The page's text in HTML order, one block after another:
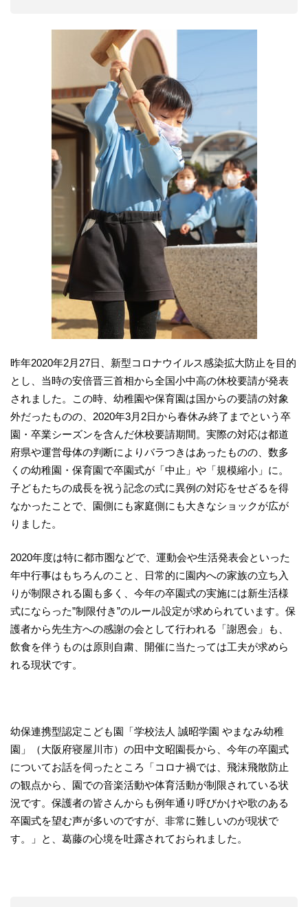
昨年2020年2月27日、新型コロナウイルス感染拡大防止を目的
とし、当時の安倍晋三首相から全国小中高の休校要請が発表
されました。この時、幼稚園や保育園は国からの要請の対象
外だったものの、2020年3月2日から春休み終了までという卒
園・卒業シーズンを含んだ休校要請期間。実際の対応は都道
府県や運営母体の判断によりバラつきはあったものの、数多
くの幼稚園・保育園で卒園式が「中止」や「規模縮小」に。
子どもたちの成長を祝う記念の式に異例の対応をせざるを得
なかったことで、園側にも家庭側にも大きなショックが広が
りました。
2020年度は特に都市圏などで、運動会や生活発表会といった
年中行事はもちろんのこと、日常的に園内への家族の立ち入
りが制限される園も多く、今年の卒園式の実施には新生活様
式にならった”制限付き”のルール設定が求められています。保
護者から先生方への感謝の会として行われる「謝恩会」も、
飲食を伴うものは原則自粛、開催に当たっては工夫が求めら
れる現状です。
幼保連携型認定こども園「学校法人 誠昭学園 やまなみ幼稚
園」（大阪府寝屋川市）の田中文昭園長から、今年の卒園式
についてお話を伺ったところ「コロナ禍では、飛沫飛散防止
の観点から、園での音楽活動や体育活動が制限されている状
況です。保護者の皆さんからも例年通り呼びかけや歌のある
卒園式を望む声が多いのですが、非常に難しいのが現状で
す。」と、葛藤の心境を吐露されておられました。